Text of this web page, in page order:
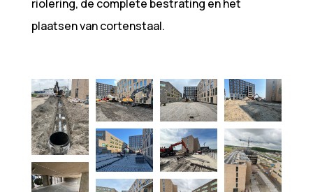
riolering, de complete bestrating en het
plaatsen van cortenstaal.